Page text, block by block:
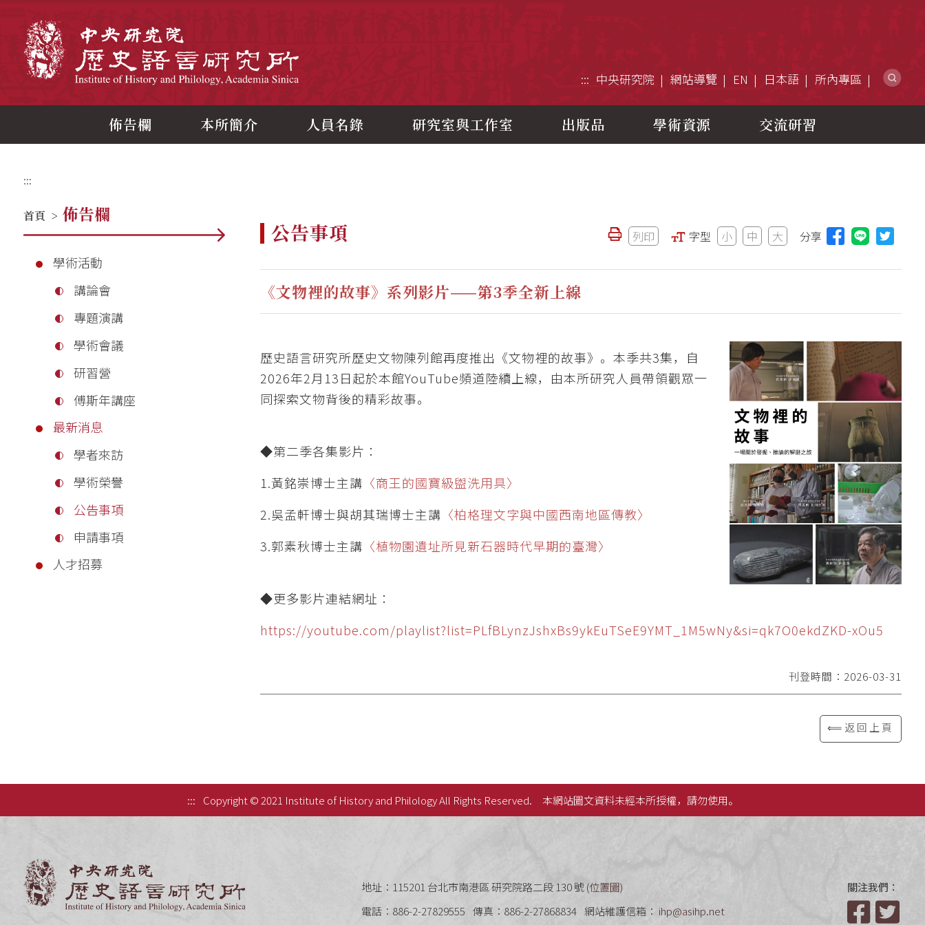
::: 中央研究院 網站導覽 EN 日本語 所內專區
佈告欄 本所簡介 人員名錄 研究室與工作室 出版品 學術資源 交流研習
:::
首頁 > 佈告欄
學術活動
講論會
專題演講
學術會議
研習營
傅斯年講座
最新消息
學者來訪
學術榮譽
公告事項
申請事項
人才招募
公告事項 列印 字型 小 中 大 分享 分享本頁
《文物裡的故事》系列影片——第3季全新上線
歷史語言研究所歷史文物陳列館再度推出《文物裡的故事》。本季共3集，自
2026年2月13日起於本館YouTube頻道陸續上線，由本所研究人員帶領觀眾一
同探索文物背後的精彩故事。
◆第二季各集影片：
1.黃銘崇博士主講 〈商王的國寶級盥洗用具〉
2.吳孟軒博士與胡其瑞博士主講 〈柏格理文字與中國西南地區傳教〉
3.郭素秋博士主講 〈植物園遺址所見新石器時代早期的臺灣〉
◆更多影片連結網址：
https://youtube.com/playlist?list=PLfBLynzJshxBs9ykEuTSeE9YMT_1M5wNy&si=qk7O0ekdZKD-xOu5
刊登時間：2026-03-31
⟸返回上頁
::: Copyright © 2021 Institute of History and Philology All Rights Reserved. 本網站圖文資料未經本所授權，請勿使用。
地址：115201 台北市南港區 研究院路二段 130 號 (位置圖)
電話：886-2-27829555 傳真：886-2-27868834 網站維護信箱： ihp@asihp.net
關注我們：
Facebook